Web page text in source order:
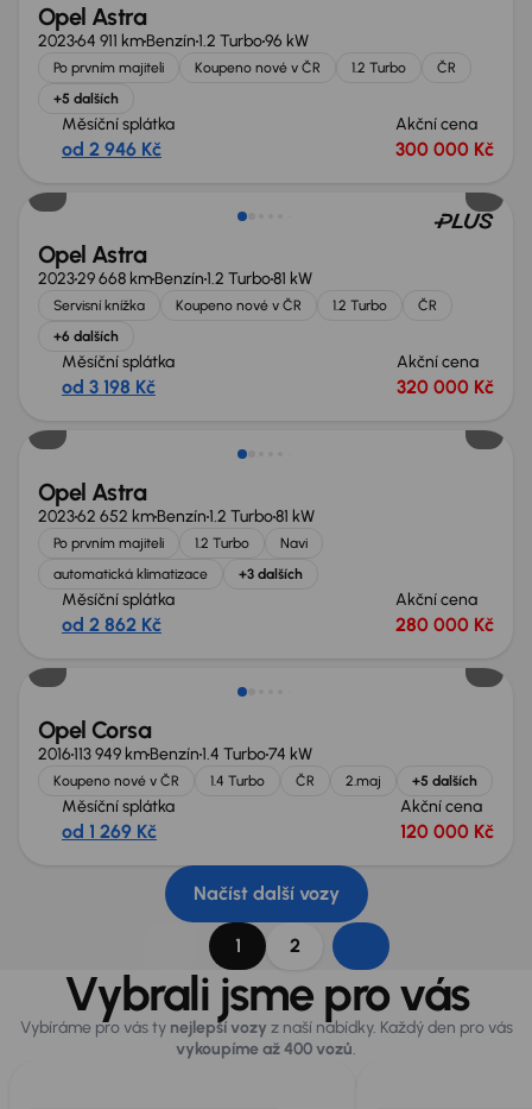
Opel Astra
202364 911 kmBenzín1.2 Turbo96 kW
Po prvním majiteli Koupeno nové v ČR 1.2 Turbo
ČR
+5 dalších
Měsíční splátka
od 2 946 Kč
Akční cena
300 000 Kč
Opel Astra
202329 668 kmBenzín1.2 Turbo81 kW
Servisní knížka Koupeno nové v ČR 1.2 Turbo
ČR
+6 dalších
Měsíční splátka
od 3 198 Kč
Akční cena
320 000 Kč
Zlevněno o 10 000 Kč
Opel Astra
202362 652 kmBenzín1.2 Turbo81 kW
Po prvním majiteli 1.2 Turbo
Navi
automatická klimatizace
+3 dalších
Měsíční splátka
od 2 862 Kč
Akční cena
280 000 Kč
Zlevněno o 10 000 Kč
Opel Corsa
2016113 949 kmBenzín1.4 Turbo74 kW
Koupeno nové v ČR 1.4 Turbo ČR 2.maj +5 dalších
Měsíční splátka
od 1 269 Kč
Akční cena
120 000 Kč
Načíst další vozy
1 2
Vybrali jsme pro vás
Vybíráme pro vás ty nejlepší vozy z naší nabídky. Každý den pro vás
vykoupíme až 400 vozů.